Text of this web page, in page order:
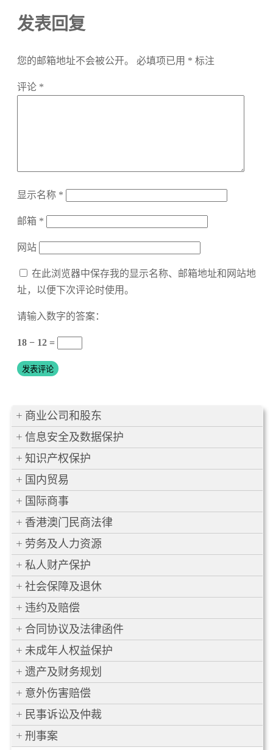
发表回复
您的邮箱地址不会被公开。 必填项已用 * 标注
评论 *
显示名称 *
邮箱 *
网站
在此浏览器中保存我的显示名称、邮箱地址和网站地
址，以便下次评论时使用。
请输入数字的答案：
18 − 12 =
商业公司和股东
信息安全及数据保护
知识产权保护
国内贸易
国际商事
香港澳门民商法律
劳务及人力资源
私人财产保护
社会保障及退休
违约及赔偿
合同协议及法律函件
未成年人权益保护
遗产及财务规划
意外伤害赔偿
民事诉讼及仲裁
刑事案